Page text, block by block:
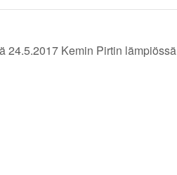
24.5.2017 Kemin Pirtin lämpiössä